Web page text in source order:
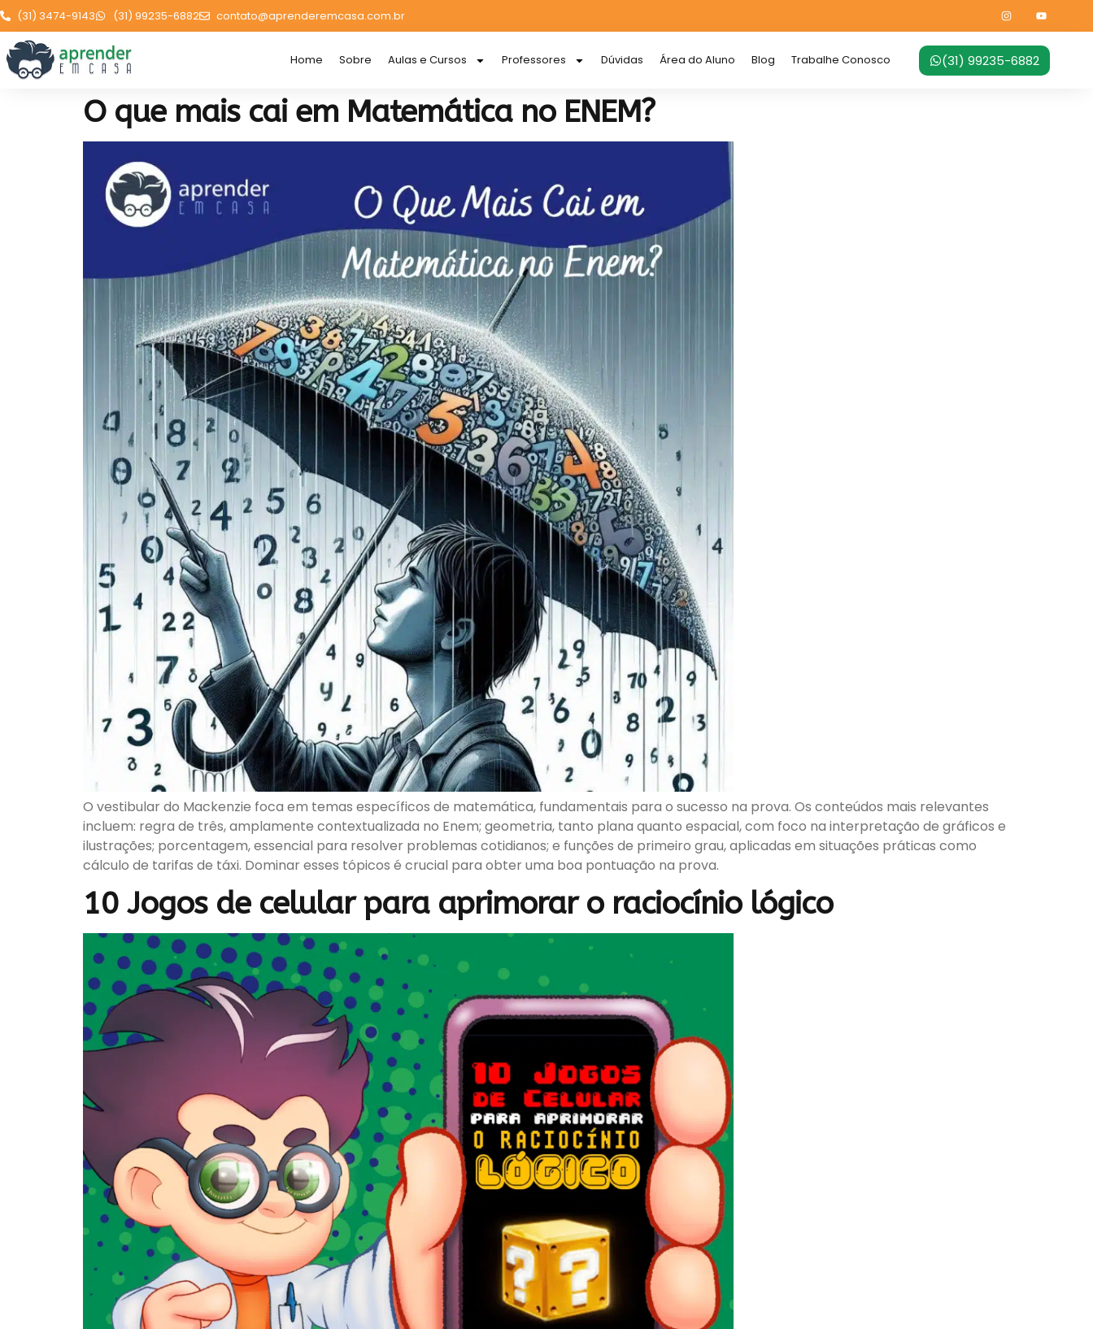
(31) 3474-9143 (31) 99235-6882 contato@aprenderemcasa.com.br
Home Sobre Aulas e Cursos Professores Dúvidas Área do Aluno Blog Trabalhe Conosco (31) 99235-6882
O que mais cai em Matemática no ENEM?
O vestibular do Mackenzie foca em temas específicos de matemática, fundamentais para o sucesso na prova. Os conteúdos mais relevantes
incluem: regra de três, amplamente contextualizada no Enem; geometria, tanto plana quanto espacial, com foco na interpretação de gráficos e
ilustrações; porcentagem, essencial para resolver problemas cotidianos; e funções de primeiro grau, aplicadas em situações práticas como
cálculo de tarifas de táxi. Dominar esses tópicos é crucial para obter uma boa pontuação na prova.
10 Jogos de celular para aprimorar o raciocínio lógico